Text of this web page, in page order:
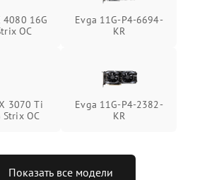
4080 16G
OC
Evga 11G-P4-6694-
KR
3070 Ti
Strix OC
Evga 11G-P4-2382-
KR
Показать все модели